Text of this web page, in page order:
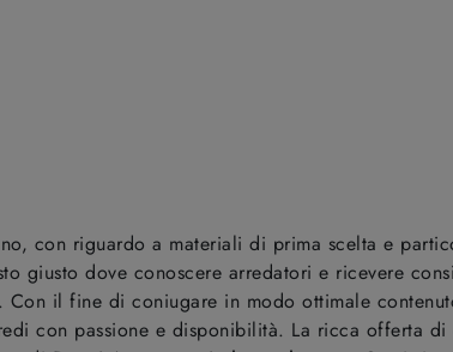
con riguardo a materiali di prima scelta e
giusto dove conoscere arredatori e ricevere
. Con il fine di coniugare in modo ottimale
con passione e disponibilità. La ricca offerta di